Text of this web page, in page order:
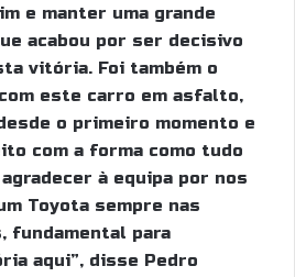
e manter uma grande
acabou por ser decisivo
vitória. Foi também o
este carro em asfalto,
o primeiro momento e
com a forma como tudo
à equipa por nos
Toyota sempre nas
fundamental para
aqui”, disse Pedro